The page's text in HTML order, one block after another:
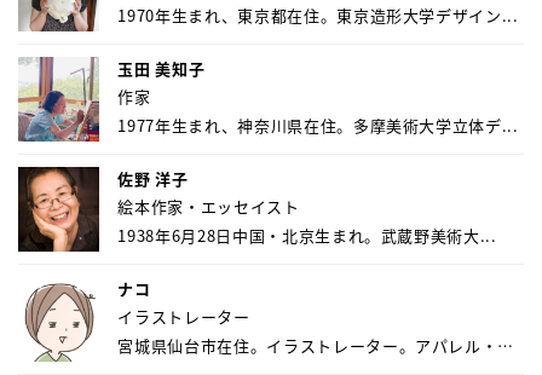
1970年生まれ、東京都在住。東京造形大学デザイン...
玉田 美知子
作家
1977年生まれ、神奈川県在住。多摩美術大学立体デ...
佐野 洋子
絵本作家・エッセイスト
1938年6月28日中国・北京生まれ。武蔵野美術大...
ナコ
イラストレーター
宮城県仙台市在住。イラストレーター。アパレル・キ